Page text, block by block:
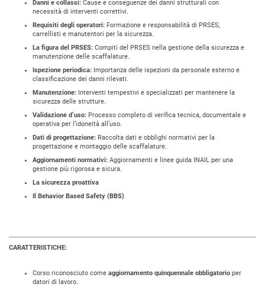
Danni e collassi: Cause e conseguenze dei danni strutturali con
necessità di interventi correttivi.
Requisiti degli operatori: Formazione e responsabilità di PRSES,
carrellisti e manutentori per la sicurezza.
La figura del PRSES: Compiti del PRSES nella gestione della sicurezza e
manutenzione delle scaffalature.
Ispezione periodica: Importanza delle ispezioni da personale esterno e
classificazione dei danni rilevati.
Manutenzione: Interventi tempestivi e specializzati per mantenere la
sicurezza delle strutture.
Validazione d’uso: Processo completo di verifica tecnica, documentale e
operativa per l’idoneità all’uso.
Dati di progettazione: Raccolta dati e obblighi normativi per la
progettazione e montaggio delle scaffalature.
Aggiornamenti normativi: Aggiornamenti e linee guida INAIL per una
gestione più rigorosa e sicura.
La sicurezza proattiva
Il Behavior Based Safety (BBS)
CARATTERISTICHE:
Corso riconosciuto come aggiornamento quinquennale obbligatorio per
datori di lavoro.